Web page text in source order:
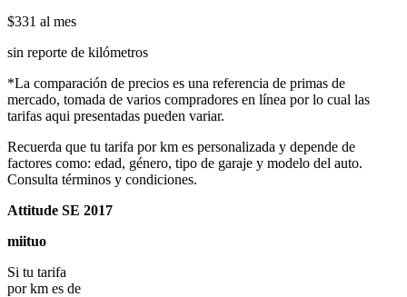
$331 al mes
sin reporte de kilómetros
*La comparación de precios es una referencia de primas de
mercado, tomada de varios compradores en línea por lo cual las
tarifas aqui presentadas pueden variar.
Recuerda que tu tarifa por km es personalizada y depende de
factores como: edad, género, tipo de garaje y modelo del auto.
Consulta términos y condiciones.
Attitude SE 2017
miituo
Si tu tarifa
por km es de